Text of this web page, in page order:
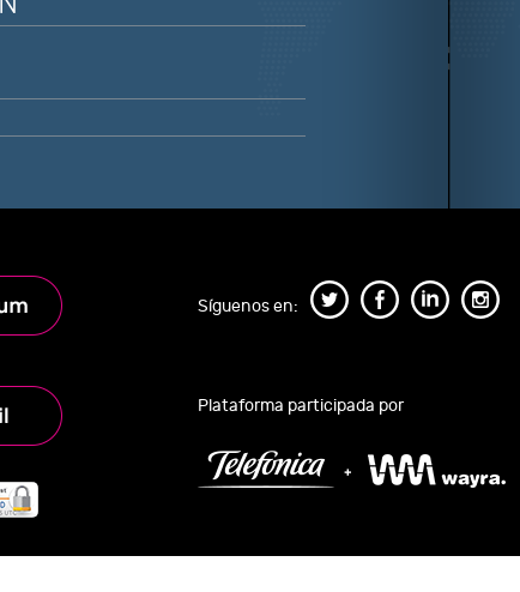
Síguenos en:
Plataforma participada por